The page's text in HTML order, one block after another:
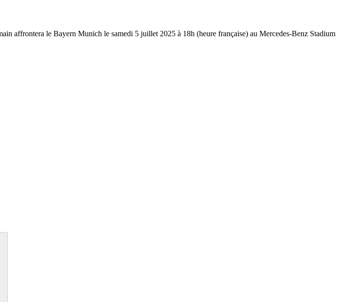
affrontera le Bayern Munich le samedi 5 juillet 2025 à 18h (heure française) au Mercedes-Benz Stadium